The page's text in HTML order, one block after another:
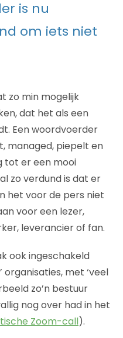
is nu
om iets niet
zo min mogelijk
dat het als een
Een woordvoerder
managed, piepelt en
tot er een mooi
zo verdund is dat er
het voor de pers niet
voor een lezer,
leverancier of fan.
ook ingeschakeld
organisaties, met ‘veel
zo’n bestuur
nog over had in het
Zoom-call).